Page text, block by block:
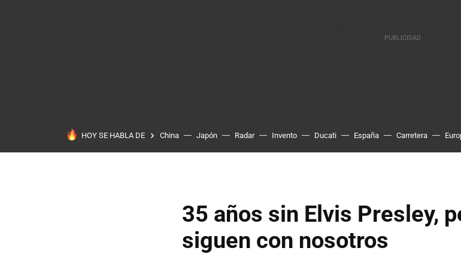
HOY SE HABLA DE China Japón Radar Invento Ducati España Carretera
35 años sin Elvis Presley,
siguen con nosotros